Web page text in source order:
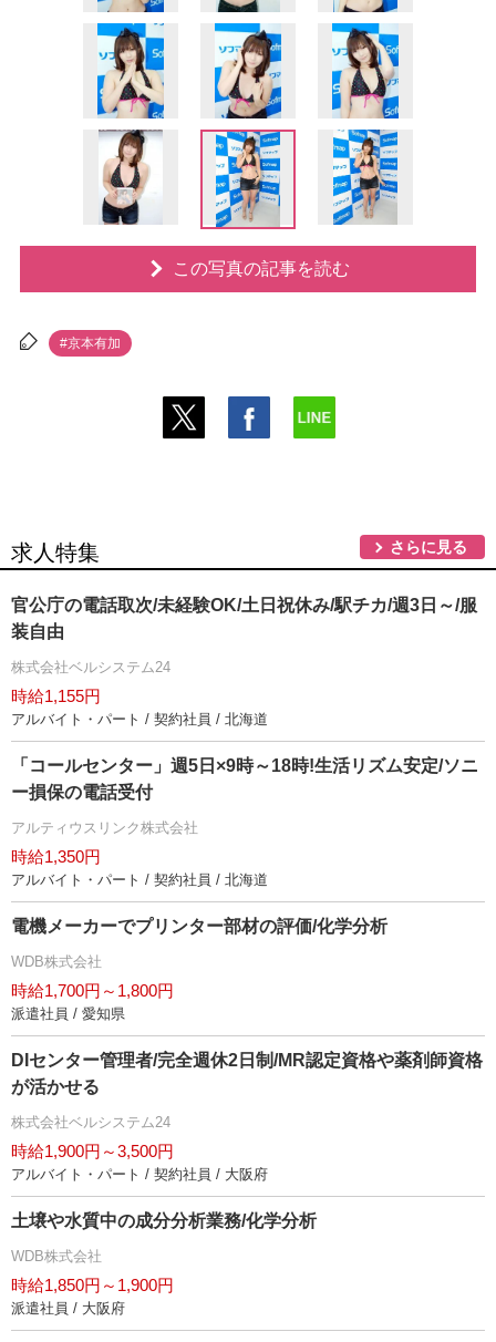
この写真の記事を読む
#京本有加
求人特集 さらに見る
官公庁の電話取次/未経験OK/土日祝休み/駅チカ/週3日～/服
装自由
株式会社ベルシステム24
時給1,155円
アルバイト・パート / 契約社員 / 北海道
「コールセンター」週5日×9時～18時!生活リズム安定/ソニ
ー損保の電話受付
アルティウスリンク株式会社
時給1,350円
アルバイト・パート / 契約社員 / 北海道
電機メーカーでプリンター部材の評価/化学分析
WDB株式会社
時給1,700円～1,800円
派遣社員 / 愛知県
DIセンター管理者/完全週休2日制/MR認定資格や薬剤師資格
が活かせる
株式会社ベルシステム24
時給1,900円～3,500円
アルバイト・パート / 契約社員 / 大阪府
土壌や水質中の成分分析業務/化学分析
WDB株式会社
時給1,850円～1,900円
派遣社員 / 大阪府